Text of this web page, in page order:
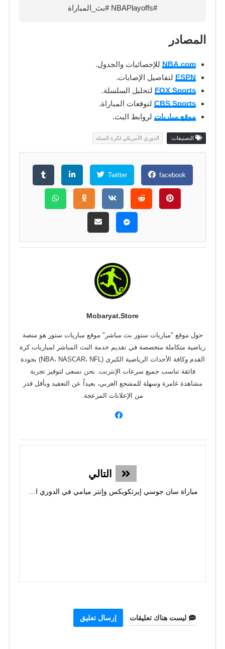
#NBAPlayoffs #بث_المباراة
المصادر
NBA.com للإحصائيات والجدول.
ESPN لتفاصيل الإصابات.
FOX Sports لتحليل السلسلة.
CBS Sports لتوقعات المباراة.
موقع مباريات لروابط البث.
التصنيفات: الدوري الأمريكي لكرة السلة
facebook
Twitter
Mobaryat.store
حول موقع "مباريات ستور بث مباشر" موقع مباريات ستور هو منصة
رياضية متكاملة متخصصة في تقديم خدمة البث المباشر لمباريات كرة
القدم وكافة الأحداث الرياضية الكبرى (NBA، NASCAR، NFL) بجودة
فائقة تناسب جميع سرعات الإنترنت. نحن نسعى لتوفير تجربة
مشاهدة غامرة وسهلة للمشجع العربي، بعيداً عن التعقيد وبأقل قدر
من الإعلانات المزعجة.
التالي
مباراة سان جوسي إيرثكويكس وإنتر ميامي في الدوري الأمريكي
ليست هناك تعليقات إرسال تعليق